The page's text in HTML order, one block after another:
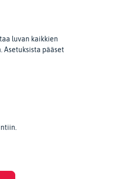
luvan kaikkien
pääset